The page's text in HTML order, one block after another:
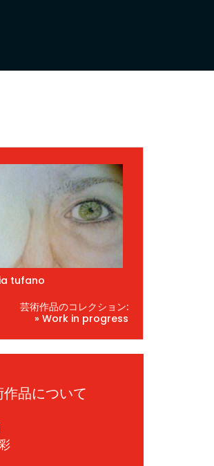
tufano
芸術作品のコレクション:
» Work in progress
品について